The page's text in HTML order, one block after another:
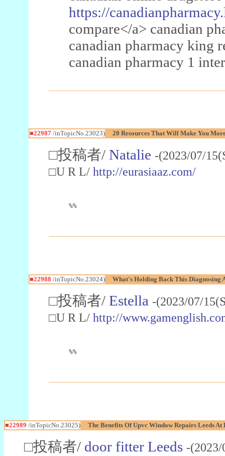
https://
compare</a> canadian
canadian pharmacy king
canadian pharmacy 1
■22987/inTopicNo.23023) 20 Resources That Will Make You
□投稿者/ Natalie -(2023/07/
□U R L/ http://eurasiaaz.com/
%%
■22988 /inTopicNo.23024) What's Holding Back This Diagnosing
□投稿者/ Estella -(2023/07/
□U R L/ http://
%%
■22989 /inTopicNo.23025) The Benefits Of Upvc Window Repairs Leeds
□投稿者/ door fitter Leeds -